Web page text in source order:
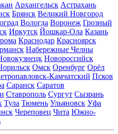
Архангельск Астрахань
Брянск Великий Новгород
Вологда Воронеж Грозный
Иркутск Йошкар-Ола Казань
Краснодар Красноярск
Набережные Челны
Новороссийск
Омск Оренбург Орёл
Камчатский Псков
Саранск Саратов
Ставрополь Сургут Сызрань
Тула Тюмень Ульяновск Уфа
Череповец Чита Южно-